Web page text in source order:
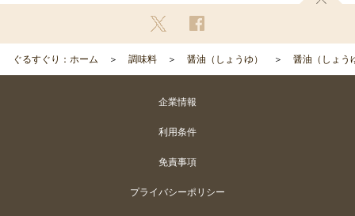
ぐるすぐり：ホーム 調味料 醤油（しょうゆ） 醤油（しょう
企業情報
利用条件
免責事項
プライバシーポリシー